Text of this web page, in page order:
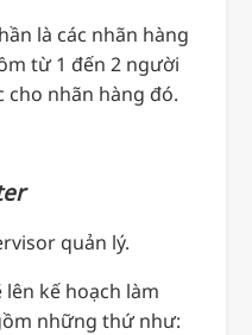
là các nhãn hàng
từ 1 đến 2 người
cho nhãn hàng đó.
quản lý.
kế hoạch làm
những thứ như: